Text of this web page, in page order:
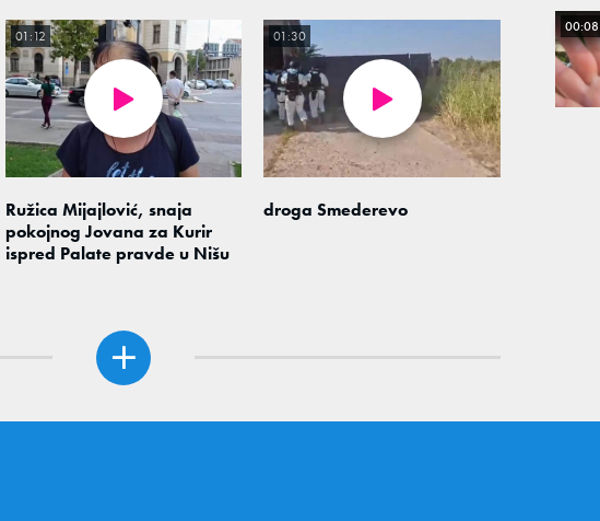
Ružica Mijajlović, snaja
pokojnog Jovana za Kurir
ispred Palate pravde u Nišu
01:12
droga Smederevo
01:30
00:08